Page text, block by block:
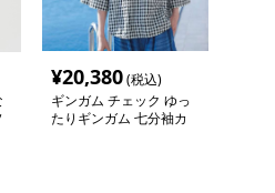
¥20,380(税込)
ギンガム チェック ゆっ
たりギンガム 七分袖カ